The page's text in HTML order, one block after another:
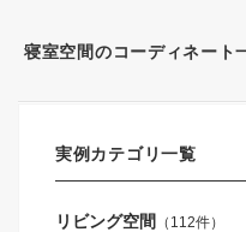
寝室空間のコーディネート
実例カテゴリ一覧
リビング空間 （112件）